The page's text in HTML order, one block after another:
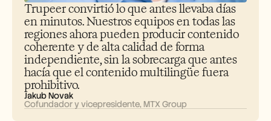
Trupeer convirtió lo que antes llevaba días
en minutos. Nuestros equipos en todas las
regiones ahora pueden producir contenido
coherente y de alta calidad de forma
independiente, sin la sobrecarga que antes
hacía que el contenido multilingüe fuera
prohibitivo.
Jakub Novak
Cofundador y vicepresidente, MTX Group
Reserva una demo
Empieza tu prueba gratuita